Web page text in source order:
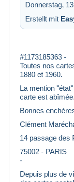
Donnerstag,
Erstellt mit
#1173185363 -
Toutes nos
1880 et 1960.
La mention
carte est
Bonnes
Clément
14 passage des
75002 - PARIS
-
Depuis plus de